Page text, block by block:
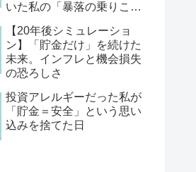
いた私の「暴落の乗りこな
【20年後シミュレーショ
ン】「貯金だけ」を続けた
未来。インフレと機会損失
の恐ろしさ
投資アレルギーだった私が
「貯金＝安全」という思い
込みを捨てた日